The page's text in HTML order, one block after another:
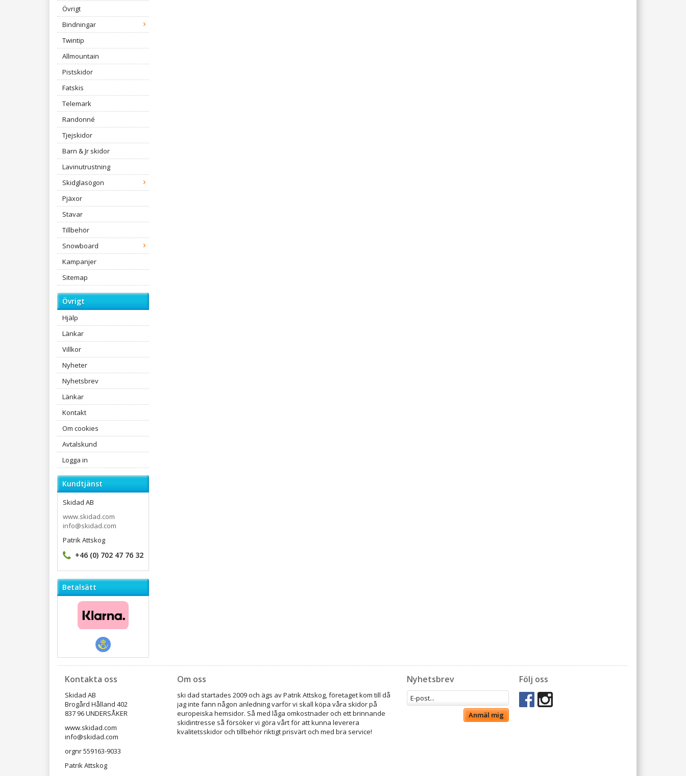
Övrigt
Bindningar
Twintip
Allmountain
Pistskidor
Fatskis
Telemark
Randonné
Tjejskidor
Barn & Jr skidor
Lavinutrustning
Skidglasögon
Pjäxor
Stavar
Tillbehör
Snowboard
Kampanjer
Sitemap
Övrigt
Hjälp
Länkar
Villkor
Nyheter
Nyhetsbrev
Länkar
Kontakt
Om cookies
Avtalskund
Logga in
Kundtjänst
Skidad AB
www.skidad.com
info@skidad.com
Patrik Attskog
+46 (0) 702 47 76 32
Betalsätt
Kontakta oss
Skidad AB
Brogård Hålland 402
837 96 UNDERSÅKER
www.skidad.com
info@skidad.com
orgnr 559163-9033
Patrik Attskog
Följ oss
Nyhetsbrev
Anmäl mig
Om oss
ski dad startades 2009 och ägs av Patrik Attskog, företaget kom till då
jag inte fann någon anledning varför vi skall köpa våra skidor på
europeiska hemsidor. Så med låga omkostnader och ett brinnande
skidintresse så försöker vi göra vårt för att kunna leverera
kvalitetsskidor och tillbehör riktigt prisvärt och med bra service!